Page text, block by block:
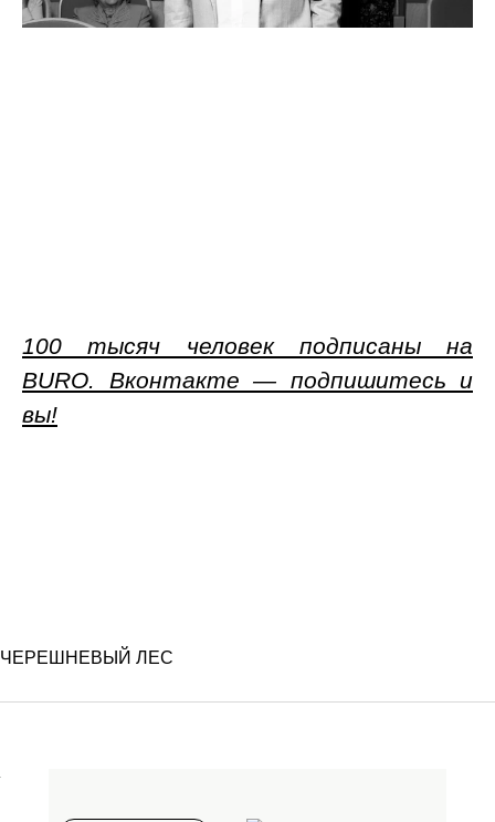
100 тысяч человек подписаны на
BURO. Вконтакте — подпишитесь и
вы!
ЧЕРЕШНЕВЫЙ ЛЕС